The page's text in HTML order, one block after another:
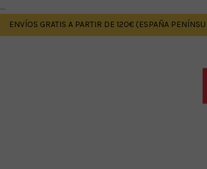
....
ENVÍOS GRATIS A PARTIR DE 120€ (ESPAÑA